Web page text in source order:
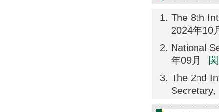
The 8th
2024年10
National
年09月
The 2nd
Secretary,